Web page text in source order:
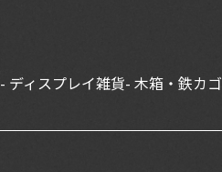
- ディスプレイ雑貨- 木箱・鉄カゴ